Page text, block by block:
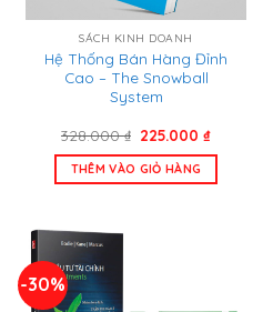
SÁCH KINH DOANH
Hệ Thống Bán Hàng Đỉnh
Cao – The Snowball
System
328.000₫ Giá
là:
328.000 ₫.
225.000₫Giá
tại
THÊM VÀO GIỎ HÀNG
-30%